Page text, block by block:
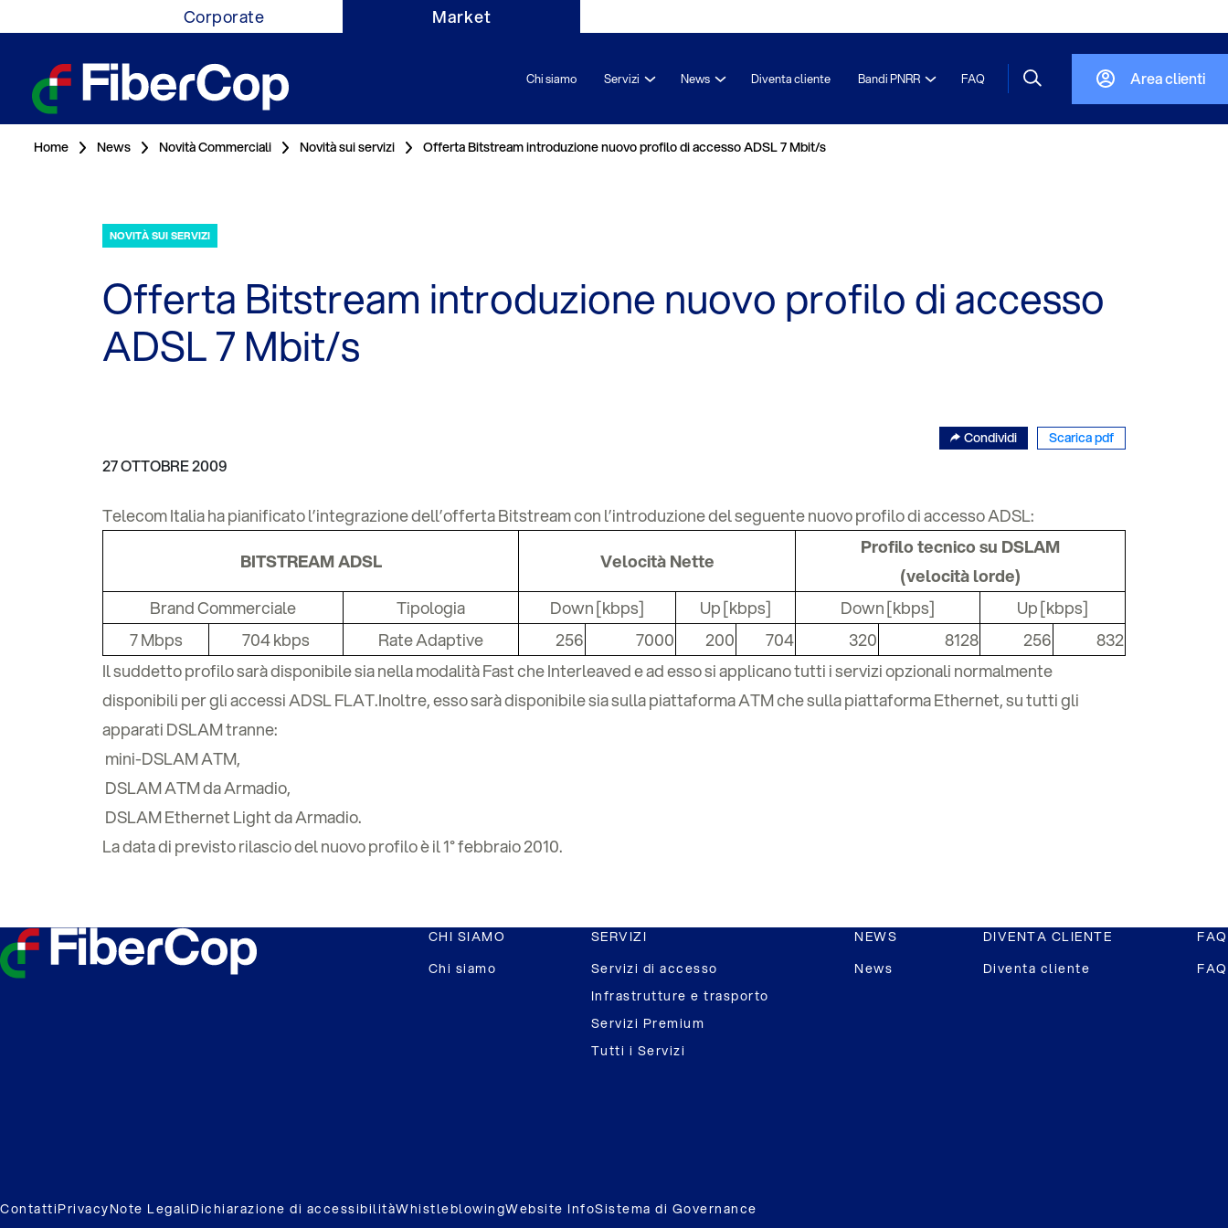
Corporate Market
Chi siamo Servizi News Diventa cliente Bandi PNRR FAQ Area clienti
Home News Novità Commerciali Novità sui servizi Offerta Bitstream introduzione nuovo profilo di accesso ADSL 7 Mbit/s
NOVITÀ SUI SERVIZI
Offerta Bitstream introduzione nuovo profilo di accesso
ADSL 7 Mbit/s
Condividi Scarica pdf
27 OTTOBRE 2009
Telecom Italia ha pianificato l’integrazione dell’offerta Bitstream con l’introduzione del seguente nuovo profilo di accesso ADSL:
BITSTREAM ADSL
Velocità Nette
Profilo tecnico su DSLAM
(velocità lorde)
Brand Commerciale
Tipologia Down [kbps] Up [kbps] Down [kbps]
Up [kbps]
7 Mbps
704 kbps Rate Adaptive 256 7000 200 704 320 8128 256
832
Il suddetto profilo sarà disponibile sia nella modalità Fast che Interleaved e ad esso si applicano tutti i servizi opzionali normalmente
disponibili per gli accessi ADSL FLAT.Inoltre, esso sarà disponibile sia sulla piattaforma ATM che sulla piattaforma Ethernet, su tutti gli
apparati DSLAM tranne:
 mini-DSLAM ATM,
 DSLAM ATM da Armadio,
 DSLAM Ethernet Light da Armadio.
La data di previsto rilascio del nuovo profilo è il 1° febbraio 2010.
CHI SIAMO
Chi siamo
SERVIZI
Servizi di accesso
Infrastrutture e trasporto
Servizi Premium
Tutti i Servizi
NEWS
News
DIVENTA CLIENTE
Diventa cliente
FAQ
FAQ
ContattiPrivacyNote LegaliDichiarazione di accessibilitàWhistleblowingWebsite InfoSistema di Governance